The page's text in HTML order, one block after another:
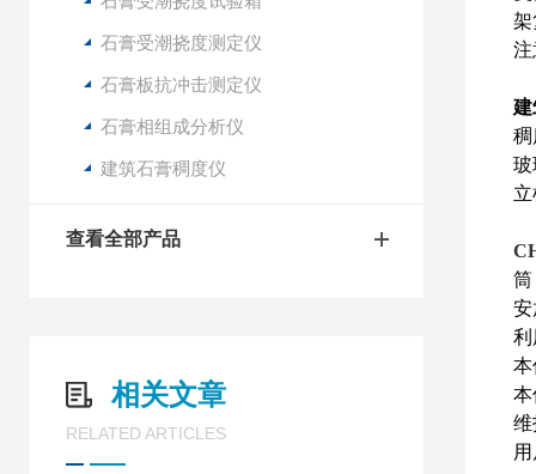
石膏受潮挠度测定仪
石膏板抗冲击测定仪
石膏相组成分析仪
建筑石膏稠度仪
查看全部产品
相关文章
RELATED ARTICLES
架
注
建
稠
玻
筒
安
利
本
本
维